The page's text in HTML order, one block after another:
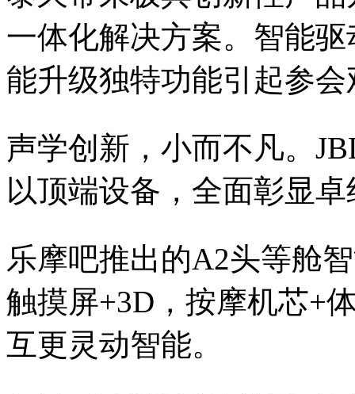
一体化解决方案。智能
能升级独特功能引起参
声学创新，小而不凡。
以顶端设备，全面彰显
乐摩吧推出的A2头等舱
触摸屏+3D，按摩机芯+
互更灵动智能。